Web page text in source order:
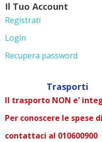
Il Tuo Account
Registrati
Login
Recupera password
Trasporti
Il trasporto NON e'
Per conoscere le spese
contattaci al 010600900